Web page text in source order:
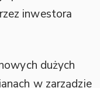
inwestora
dużych
w zarządzie